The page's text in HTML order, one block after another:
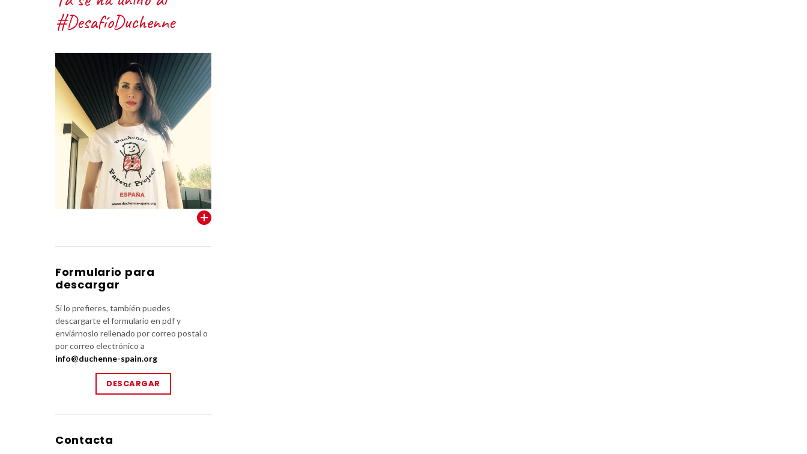
#DesafíoDuchenne
Formulario para
descargar
Si lo prefieres, también puedes
descargarte el formulario en pdf y
enviárnoslo rellenado por correo postal o
por correo electrónico a
info@duchenne-spain.org
DESCARGAR
Contacta